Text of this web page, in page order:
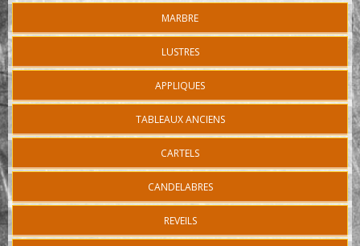
MARBRE
LUSTRES
APPLIQUES
TABLEAUX ANCIENS
CARTELS
CANDELABRES
REVEILS